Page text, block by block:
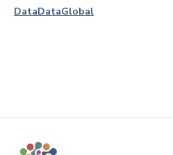
DataDataGlobal